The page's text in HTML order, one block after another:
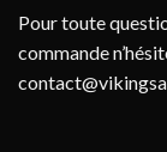
Pour toute
commande